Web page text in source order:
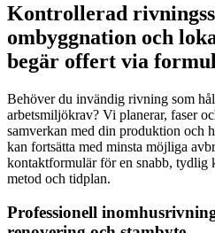
Kontrollerad
ombyggnation och
begär offert via
Behöver du invändig rivning som
arbetsmiljökrav? Vi planerar, faser
samverkan med din produktion och
kan fortsätta med minsta möjliga
kontaktformulär för en snabb, tydlig
metod och tidplan.
Professionell